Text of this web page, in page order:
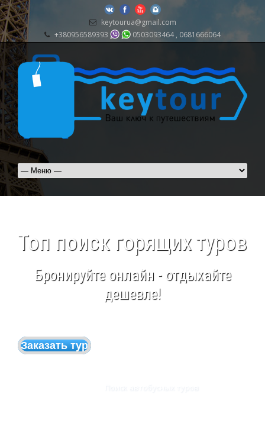
keytourua@gmail.com
+380956589393
0503093464 , 0681666064
Топ поиск горящих туров
Бронируйте онлайн - отдыхайте
дешевле!
Заказать тур